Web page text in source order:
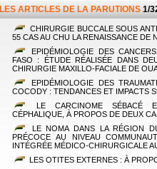
LES ARTICLES DE LA PARUTIONS 1/
CHIRURGIE BUCCALE SOUS
55 CAS AU CHU LA RENAISSANCE DE
EPIDÉMIOLOGIE DES
FASO : ÉTUDE RÉALISÉE DANS
CHIRURGIE MAXILLO-FACIALE DE
EPIDÉMIOLOGIE DES
COCODY : TENDANCES ET IMPACTS
LE CARCINOME SÉBACÉ
CÉPHALIQUE, À PROPOS DE DEUX
LE NOMA DANS LA RÉGION
PRÉCOCE AU NIVEAU
INTÉGRÉE MÉDICO-CHIRURGICALE
LES OTITES EXTERNES : À